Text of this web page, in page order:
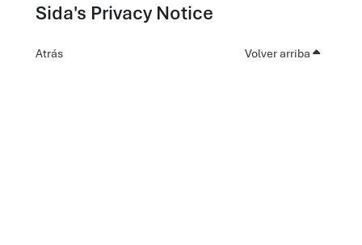
Sida's Privacy Notice
Atrás Volver arriba